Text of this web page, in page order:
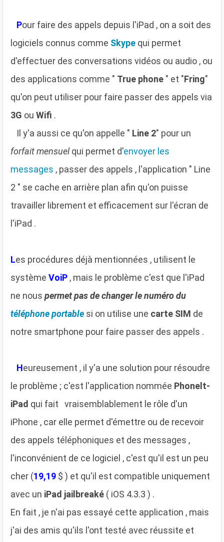
Pour faire des appels depuis l'iPad , on a soit des
logiciels connus comme Skype qui permet
d'effectuer des conversations vidéos ou audio , ou
des applications comme " True phone " et "Fring"
qu'on peut utiliser pour faire passer des appels via
3G ou Wifi .
Il y'a aussi ce qu'on appelle " Line 2" pour un
forfait mensuelqui permet d'envoyer les
messages , passer des appels , l'application " Line
2 " se cache en arrière plan afin qu'on puisse
travailler librement et efficacement sur l'écran de
l'iPad .
Les procédures déjà mentionnées , utilisent le
système VoiP , mais le problème c'est que l'iPad
ne nous permet pas de changer le numéro du
téléphone portable si on utilise une carte SIM de
notre smartphone pour faire passer des appels .
Heureusement , il y'a une solution pour résoudre
le problème ; c'est l'application nommée Phonelt-
iPad qui fait vraisemblablement le rôle d'un
iPhone , car elle permet d'émettre ou de recevoir
des appels téléphoniques et des messages ,
l'inconvénient de ce logiciel , c'est qu'il est un peu
cher (19,19 $ ) et qu'il est compatible uniquement
avec un iPad jailbreaké ( iOS 4.3.3 ) .
En fait , je n'ai pas essayé cette application , mais
j'ai des amis qu'ils l'ont testé avec réussite et